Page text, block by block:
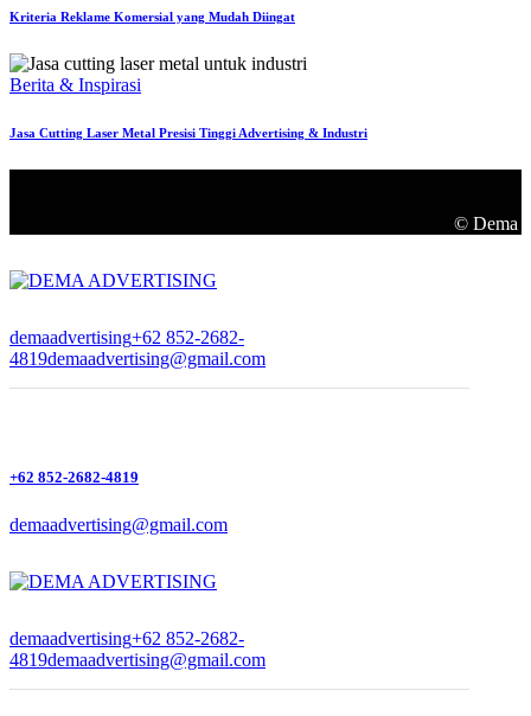
Kriteria Reklame Komersial yang Mudah Diingat
Berita & Inspirasi
Jasa Cutting Laser Metal Presisi Tinggi Advertising & Industri
© Dema
demaadvertising+62 852-2682-
4819demaadvertising@gmail.com
+62 852-2682-4819
demaadvertising@gmail.com
demaadvertising+62 852-2682-
4819demaadvertising@gmail.com